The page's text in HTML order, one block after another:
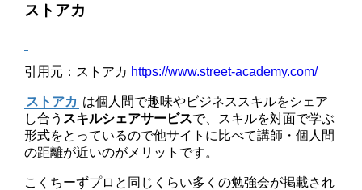
ストアカ
引用元：ストアカ https://www.street-academy.com/
ストアカ は個人間で趣味やビジネススキルをシェア
し合う スキルシェアサービスで、スキルを対面で学ぶ
形式をとっているので他サイトに比べて講師・個人間
の距離が近いのがメリットです。
こくちーずプロと同じくらい多くの勉強会が掲載され